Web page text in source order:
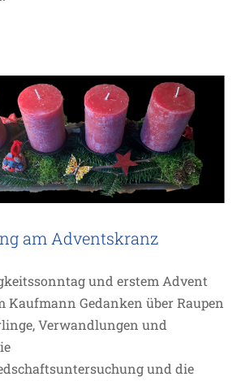
am Adventskranz
und erstem Advent
Kaufmann Gedanken über Raupen
Verwandlungen und
und die